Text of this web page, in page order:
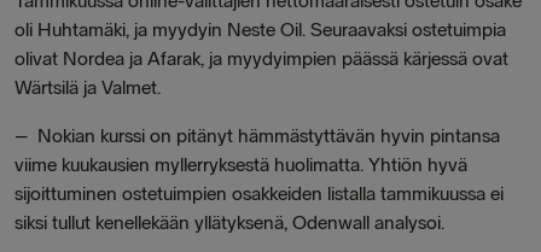
oli Huhtamäki, ja myydyin Neste Oil. Seuraavaksi ostetuimpia
olivat Nordea ja Afarak, ja myydyimpien päässä kärjessä ovat
Wärtsilä ja Valmet.
– Nokian kurssi on pitänyt hämmästyttävän hyvin pintansa
viime kuukausien myllerryksestä huolimatta. Yhtiön hyvä
sijoittuminen ostetuimpien osakkeiden listalla tammikuussa ei
siksi tullut kenellekään yllätyksenä, Odenwall analysoi.